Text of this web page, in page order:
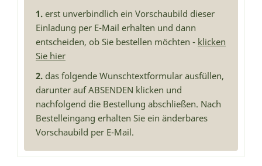
1. erst unverbindlich ein Vorschaubild dieser
Einladung per E-Mail erhalten und dann
entscheiden, ob Sie bestellen möchten - klicken
Sie hier
2. das folgende Wunschtextformular ausfüllen,
darunter auf ABSENDEN klicken und
nachfolgend die Bestellung abschließen. Nach
Bestelleingang erhalten Sie ein änderbares
Vorschaubild per E-Mail.